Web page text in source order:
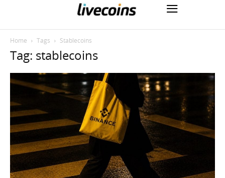
Home Tags Stablecoins
Tag: stablecoins